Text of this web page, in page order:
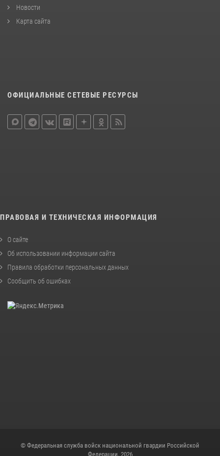
Новости
Карта сайта
ОФИЦИАЛЬНЫЕ СЕТЕВЫЕ РЕСУРСЫ
ПРАВОВАЯ И ТЕХНИЧЕСКАЯ ИНФОРМАЦИЯ
О сайте
Об использовании информации сайта
Правила обработки персональных данных
Сообщить об ошибках
© Федеральная служба войск национальной гвардии Российской
Федерации, 2026